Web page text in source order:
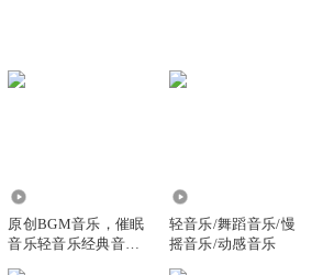
原创BGM音乐，催眠
音乐轻音乐经典音乐
轻音乐/舞蹈音乐/慢
摇音乐/动感音乐